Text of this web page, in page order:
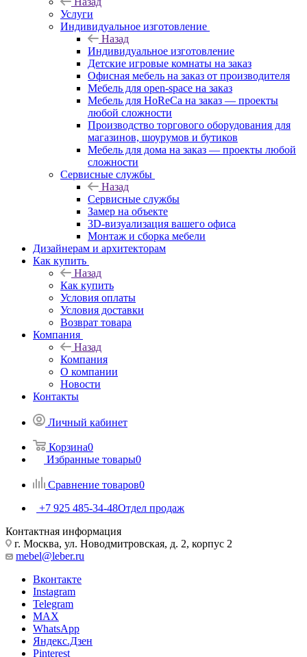
Услуги
Индивидуальное изготовление
Назад
Индивидуальное изготовление
Детские игровые комнаты на заказ
Офисная мебель на заказ от производителя
Мебель для open-space на заказ
Мебель для HoReCa на заказ — проекты
любой сложности
Производство торгового оборудования для
магазинов, шоурумов и бутиков
Мебель для дома на заказ — проекты любой
сложности
Сервисные службы
Назад
Сервисные службы
Замер на объекте
3D-визуализация вашего офиса
Монтаж и сборка мебели
Дизайнерам и архитекторам
Как купить
Назад
Как купить
Условия оплаты
Условия доставки
Возврат товара
Компания
Назад
Компания
О компании
Новости
Контакты
Личный кабинет
Корзина0
Избранные товары0
Сравнение товаров0
+7 925 485-34-48Отдел продаж
Контактная информация
г. Москва, ул. Новодмитровская, д. 2, корпус 2
mebel@leber.ru
Вконтакте
Instagram
Telegram
MAX
WhatsApp
Яндекс.Дзен
Pinterest